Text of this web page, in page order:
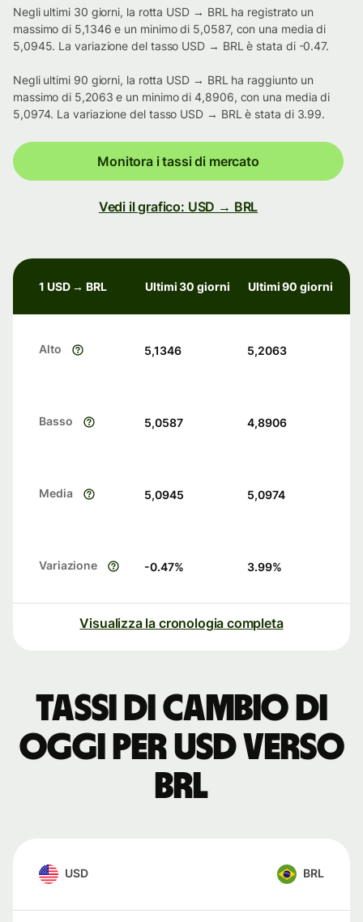
Negli ultimi 30 giorni, la rotta USD → BRL ha registrato un
massimo di 5,1346 e un minimo di 5,0587, con una media di
5,0945. La variazione del tasso USD → BRL è stata di -0.47.
Negli ultimi 90 giorni, la rotta USD → BRL ha raggiunto un
massimo di 5,2063 e un minimo di 4,8906, con una media di
5,0974. La variazione del tasso USD → BRL è stata di 3.99.
Monitora i tassi di mercato
Vedi il grafico: USD → BRL
1 USD → BRL Ultimi 30 giorni Ultimi 90 giorni
Alto 5,1346 5,2063
Basso 5,0587 4,8906
Media 5,0945 5,0974
Variazione -0.47% 3.99%
Visualizza la cronologia completa
Tassi di cambio di
oggi per USD verso
BRL
USD BRL